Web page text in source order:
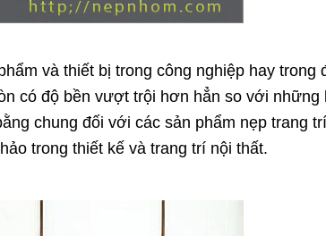
và thiết bị trong công nghiệp hay trong
có độ bền vượt trội hơn hẳn so với những
chung đối với các sản phẩm nẹp trang
trong thiết kế và trang trí nội thất.